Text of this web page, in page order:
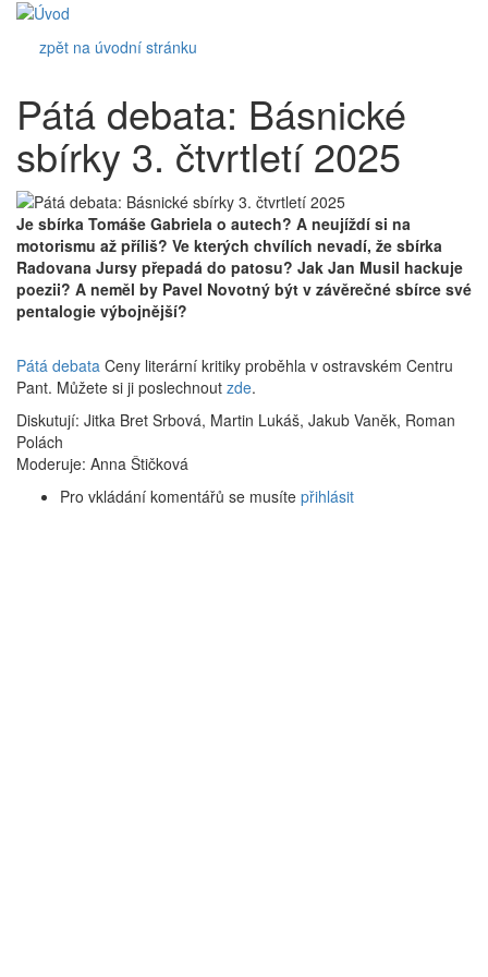
zpět na úvodní stránku
Pátá debata: Básnické
sbírky 3. čtvrtletí 2025
Je sbírka Tomáše Gabriela o autech? A neujíždí si na
motorismu až příliš? Ve kterých chvílích nevadí, že sbírka
Radovana Jursy přepadá do patosu? Jak Jan Musil hackuje
poezii? A neměl by Pavel Novotný být v závěrečné sbírce své
pentalogie výbojnější?
Pátá debata Ceny literární kritiky proběhla v ostravském Centru
Pant. Můžete si ji poslechnout zde.
Diskutují: Jitka Bret Srbová, Martin Lukáš, Jakub Vaněk, Roman
Polách
Moderuje: Anna Štičková
Pro vkládání komentářů se musíte přihlásit